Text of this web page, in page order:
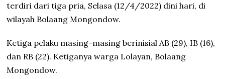
terdiri dari tiga pria, Selasa (12/4/2022) dini hari, di
wilayah Bolaang Mongondow.
Ketiga pelaku masing-masing berinisial AB (29), IB (16),
dan RB (22). Ketiganya warga Lolayan, Bolaang
Mongondow.